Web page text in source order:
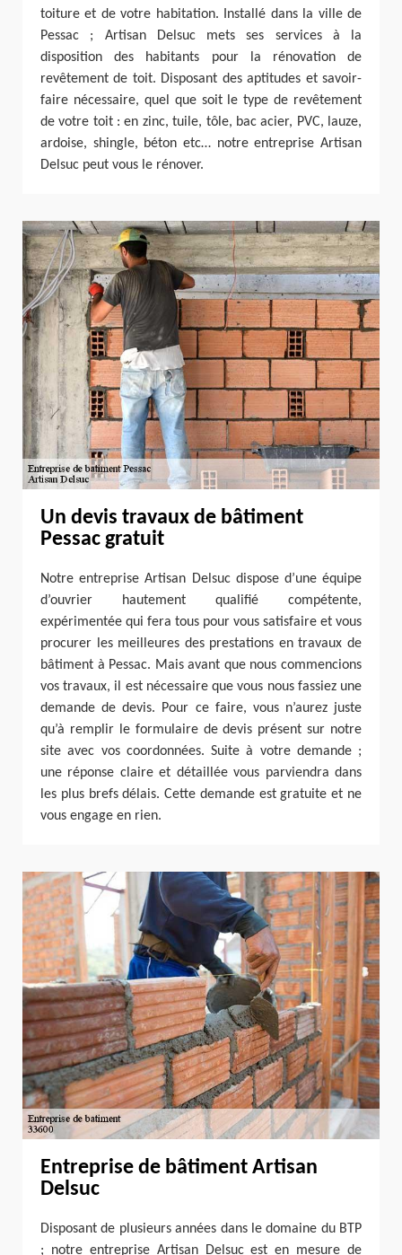
toiture et de votre habitation. Installé dans la ville de
Pessac ; Artisan Delsuc mets ses services à la
disposition des habitants pour la rénovation de
revêtement de toit. Disposant des aptitudes et savoir-
faire nécessaire, quel que soit le type de revêtement
de votre toit : en zinc, tuile, tôle, bac acier, PVC, lauze,
ardoise, shingle, béton etc… notre entreprise Artisan
Delsuc peut vous le rénover.
Un devis travaux de bâtiment
Pessac gratuit
Notre entreprise Artisan Delsuc dispose d’une équipe
d’ouvrier hautement qualifié compétente,
expérimentée qui fera tous pour vous satisfaire et vous
procurer les meilleures des prestations en travaux de
bâtiment à Pessac. Mais avant que nous commencions
vos travaux, il est nécessaire que vous nous fassiez une
demande de devis. Pour ce faire, vous n’aurez juste
qu’à remplir le formulaire de devis présent sur notre
site avec vos coordonnées. Suite à votre demande ;
une réponse claire et détaillée vous parviendra dans
les plus brefs délais. Cette demande est gratuite et ne
vous engage en rien.
Entreprise de bâtiment Artisan
Delsuc
Disposant de plusieurs années dans le domaine du BTP
; notre entreprise Artisan Delsuc est en mesure de